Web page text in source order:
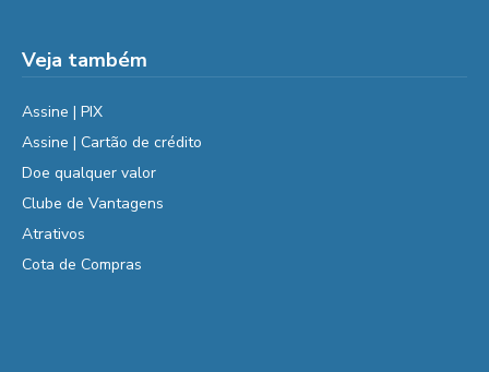
Veja também
Assine | PIX
Assine | Cartão de crédito
Doe qualquer valor
Clube de Vantagens
Atrativos
Cota de Compras